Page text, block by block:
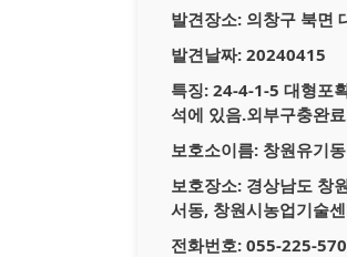
발견장소: 의창구 북면
발견날짜: 20240415
특징: 24-4-1-5 대형포
석에 있음.외부구충완
보호소이름: 창원유기
보호장소: 경상남도 창
서동, 창원시농업기술
전화번호: 055-225-